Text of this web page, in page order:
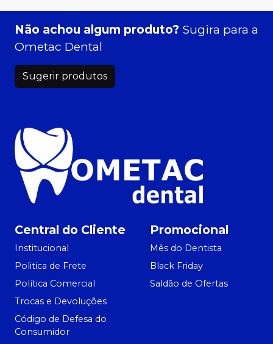
Não achou algum produto? Sugira para a
Ometac Dental
Sugerir produtos
Central do Cliente
Institucional
Politica de Frete
Política Comercial
Trocas e Devoluções
Código de Defesa do
Consumidor
Promocional
Mês do Dentista
Black Friday
Saldão de Ofertas